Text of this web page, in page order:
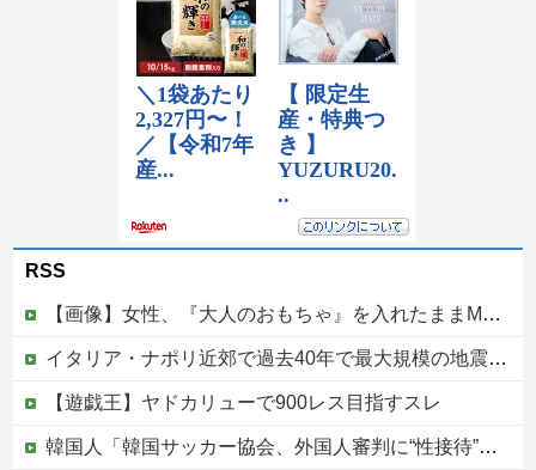
RSS
【画像】女性、『大人のおもちゃ』を入れたままMRI検査を受けた結果 →
イタリア・ナポリ近郊で過去40年で最大規模の地震「M4.7」の揺れを観測
【遊戯王】ヤドカリューで900レス目指すスレ
韓国人「韓国サッカー協会、外国人審判に“性接待”報道・・・」→「2002年の審判買収が事実だったのか？」「日本人が言ってたこと正しかったね・・・...